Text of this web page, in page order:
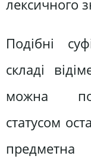
лексичного
Подібні
складі
можна
статусом